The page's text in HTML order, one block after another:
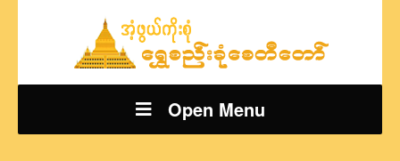
Open Menu